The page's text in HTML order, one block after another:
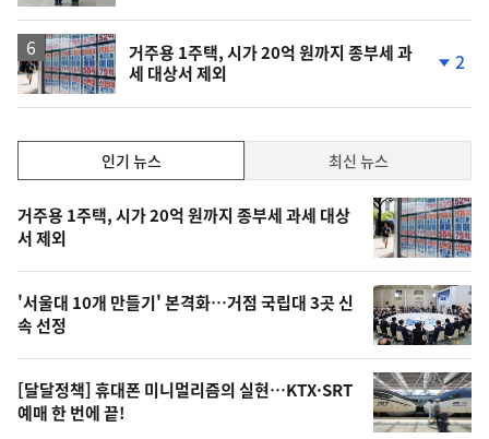
거주용 1주택, 시가 20억 원까지 종부세 과
세 대상서 제외
하
락
2
기,
최
신,
오
늘
의
영
상
인기 뉴스 최신 뉴스
기
뉴
스
거주용 1주택, 시가 20억 원까지 종부세 과세 대상
서 제외
'서울대 10개 만들기' 본격화…거점 국립대 3곳 신
속 선정
[달달정책] 휴대폰 미니멀리즘의 실현…KTX·SRT
예매 한 번에 끝!